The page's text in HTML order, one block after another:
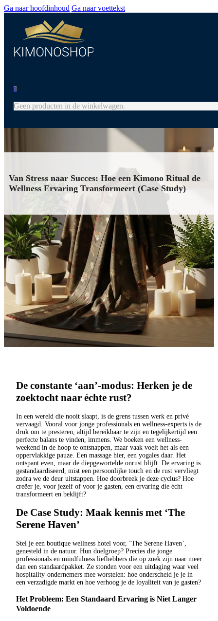
Ga naar hoofdinhoud Ga naar voettekst
0
Geen producten in de winkelwagen.
Van Stress naar Succes: Hoe een Kimono Ritual de
Wellness Ervaring Transformeert (Case Study)
De constante ‘aan’-modus: Herken je de
zoektocht naar échte rust?
In een wereld die nooit slaapt, is de grens tussen werk en privé
vervaagd. Vooral voor jonge professionals en wellness-experts is de
druk om te presteren, altijd bereikbaar te zijn en tegelijkertijd een
perfecte balans te vinden, immens. We boeken een wellness-
weekend in de hoop te ontsnappen, maar vaak voelt het als een
oppervlakkige pauze. Een massage hier, een yogales daar. Het
ontspant even, maar de diepgewortelde onrust blijft. De ervaring is
gestandaardiseerd, mist een persoonlijke touch en de rust vervliegt
zodra we de deur uitstappen. Hoe doorbreek je deze cyclus? Hoe
creëer je, voor jezelf of voor je gasten, een ervaring die écht
transformeert en beklijft?
De Case Study: Maak kennis met ‘The
Serene Haven’
Stel je een boutique wellness hotel voor, ‘The Serene Haven’,
genesteld in de natuur. Hun doelgroep? Precies die jonge
professionals en mindfulness liefhebbers die op zoek zijn naar meer
dan een standaardpakket. Ze stonden voor een uitdaging waar veel
hospitality-ondernemers mee worstelen: hoe onderscheid je je in
een verzadigde markt en hoe verhoog je de loyaliteit van je gasten?
Het Probleem: Een Standaard Ervaring is Niet Langer
Voldoende